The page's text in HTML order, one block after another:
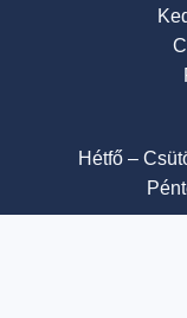
Hétfő –